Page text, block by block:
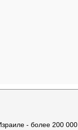
- более 200 000